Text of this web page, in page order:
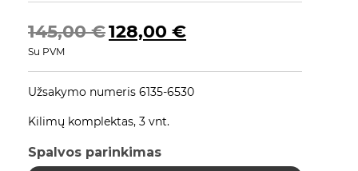
145,00€ Original
price
145,00 €.
128,00 €Current
price
128,00 €.
Su PVM
Užsakymo numeris 6135-6530
Kilimų komplektas, 3 vnt.
Spalvos parinkimas